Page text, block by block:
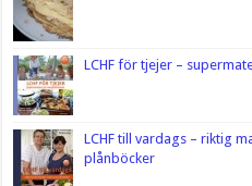
LCHF för tjejer –
LCHF till vardags – riktig
plånböcker